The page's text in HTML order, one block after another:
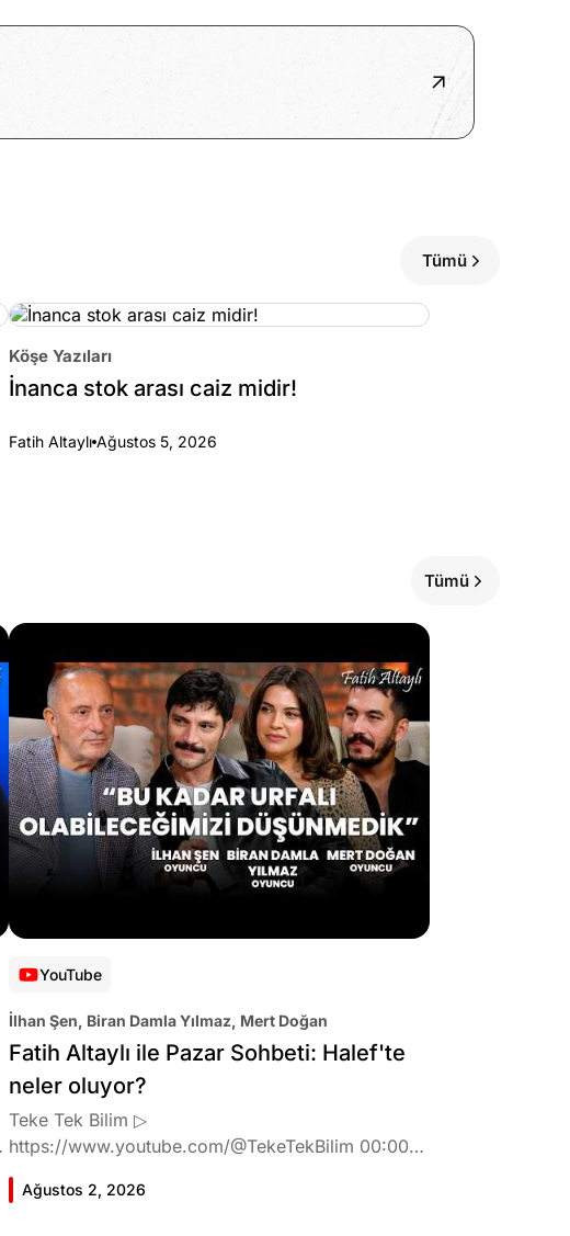
Tümü
Köşe Yazıları
İnanca stok arası caiz midir!
Fatih Altaylı Ağustos 5, 2026
Tümü
YouTube
İlhan Şen, Biran Damla Yılmaz, Mert Doğan
Fatih Altaylı ile Pazar Sohbeti: Halef'te
neler oluyor?
Teke Tek Bilim ▷
https://www.youtube.com/@TekeTekBilim 00:00
Giriş 02:46 Biran Damla Yılmaz dizi teklifi
geldiğinde neler hissetti? 05:41 Oynadığı role nasıl
Ağustos 2, 2026